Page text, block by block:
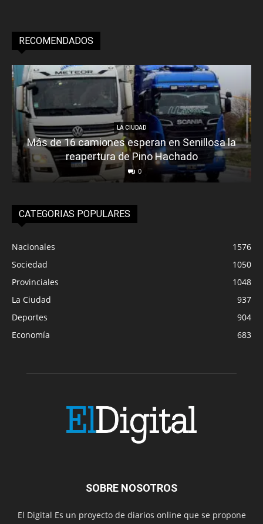
RECOMENDADOS
LA CIUDAD
Más de 16 camiones esperan en Senillosa la
reapertura de Pino Hachado
0
CATEGORIAS POPULARES
Nacionales
1576
Sociedad
1050
Provinciales
1048
La Ciudad
937
Deportes
904
Economía
683
SOBRE NOSOTROS
El Digital Es un proyecto de diarios online que se propone